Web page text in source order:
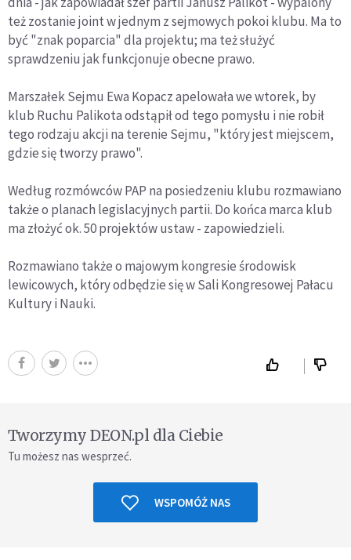
też zostanie joint w jednym z sejmowych pokoi klubu. Ma to
być "znak poparcia" dla projektu; ma też służyć
sprawdzeniu jak funkcjonuje obecne prawo.
Marszałek Sejmu Ewa Kopacz apelowała we wtorek, by
klub Ruchu Palikota odstąpił od tego pomysłu i nie robił
tego rodzaju akcji na terenie Sejmu, "który jest miejscem,
gdzie się tworzy prawo".
Według rozmówców PAP na posiedzeniu klubu rozmawiano
także o planach legislacyjnych partii. Do końca marca klub
ma złożyć ok. 50 projektów ustaw - zapowiedzieli.
Rozmawiano także o majowym kongresie środowisk
lewicowych, który odbędzie się w Sali Kongresowej Pałacu
Kultury i Nauki.
Tworzymy DEON.pl dla Ciebie
Tu możesz nas wesprzeć.
WSPOMÓŻ NAS